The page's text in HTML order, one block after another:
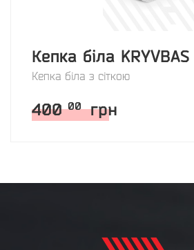
Кепка біла KRYVBAS
Кепка біла з сіткою
400 00 грн